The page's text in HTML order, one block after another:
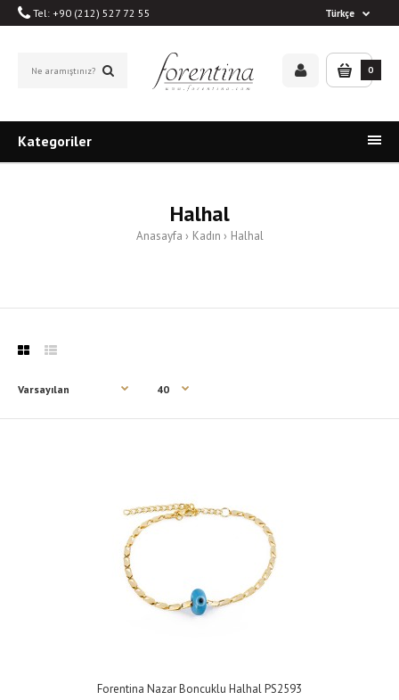
Tel: +90 (212) 527 72 55 Türkçe
0
Kategoriler
Halhal
Anasayfa Kadın Halhal
Forentina Nazar Boncuklu Halhal PS2593